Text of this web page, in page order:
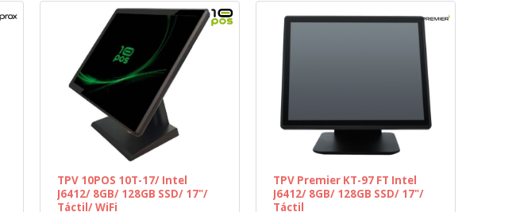
TPV 10POS 10T-17/ Intel
J6412/ 8GB/ 128GB SSD/ 17"/
Táctil/ WiFi
TPV Premier KT-97 FT Intel
J6412/ 8GB/ 128GB SSD/ 17"/
Táctil